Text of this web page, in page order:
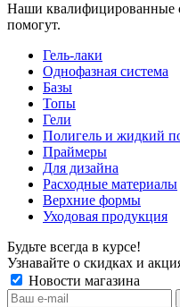
Наши квалифицированные
помогут.
Гель-лаки
Однофазная система
Базы
Топы
Гели
Полигель и жидкий
Праймеры
Для дизайна
Расходные материалы
Верхние формы
Уходовая продукция
Будьте всегда в курсе!
Узнавайте о скидках и
Новости магазина